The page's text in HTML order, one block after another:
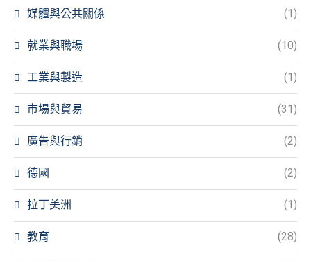
媒體與公共關係 (1)
就業與職場 (10)
工業與製造 (1)
市場與貿易 (31)
廣告與行銷 (2)
德國 (2)
拉丁美洲 (1)
教育 (28)